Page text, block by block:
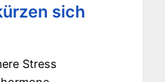
sich